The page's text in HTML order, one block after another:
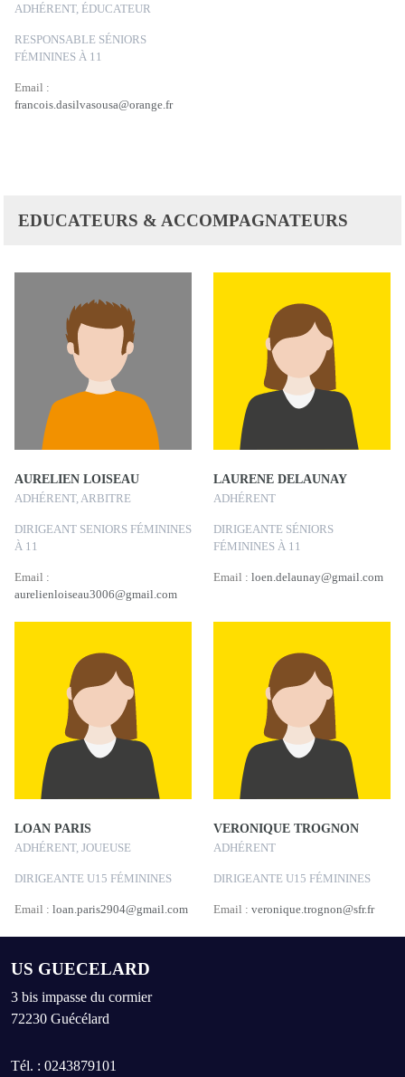
ADHÉRENT, ÉDUCATEUR
RESPONSABLE SÉNIORS
FÉMININES À 11
Email :
francois.dasilvasousa@orange.fr
EDUCATEURS & ACCOMPAGNATEURS
AURELIEN LOISEAU
ADHÉRENT, ARBITRE
DIRIGEANT SENIORS FÉMININES
À 11
Email :
aurelienloiseau3006@gmail.com
LAURENE DELAUNAY
ADHÉRENT
DIRIGEANTE SÉNIORS
FÉMININES À 11
Email : loen.delaunay@gmail.com
LOAN PARIS
ADHÉRENT, JOUEUSE
DIRIGEANTE U15 FÉMININES
Email : loan.paris2904@gmail.com
VERONIQUE TROGNON
ADHÉRENT
DIRIGEANTE U15 FÉMININES
Email : veronique.trognon@sfr.fr
US GUECELARD
3 bis impasse du cormier
72230 Guécélard
Tél. : 0243879101